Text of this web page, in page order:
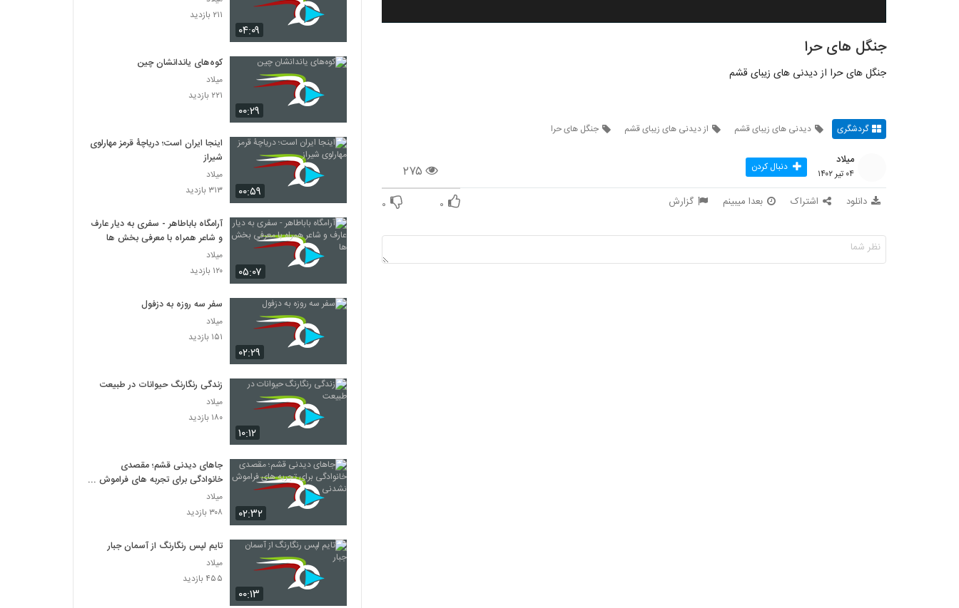
جنگل های حرا
جنگل های حرا از دیدنی های زیبای قشم‌
گردشگری دیدنی های زیبای قشم از دیدنی های زیبای قشم جنگل های حرا
۲۷۵
میلاد
۰۴ تیر ۱۴۰۲ دنبال کردن
دانلود اشتراک بعدا میبینم گزارش ۰ ۰
۰۴:۰۹
۲۱۱ بازدید
۰۰:۲۹
کوه‌های یاندانشان چین
میلاد
۲۲۱ بازدید
۰۰:۵۹
اینجا ایران است؛ دریاچۀ قرمز مهارلوی
شیراز
میلاد
۳۱۳ بازدید
۰۵:۰۷
آرامگاه باباطاهر - سفری به دیار عارف
و شاعر همراه با معرفی بخش ها
میلاد
۱۲۰ بازدید
۰۲:۲۹
سفر سه روزه به دزفول
میلاد
۱۵۱ بازدید
۱۰:۱۲
زندگی رنگارنگ حیوانات در طبیعت
میلاد
۱۸۰ بازدید
۰۲:۳۲
جاهای دیدنی قشم؛ مقصدی
خانوادگی برای تجربه های فراموش
نشدنی
میلاد
۳۰۸ بازدید
۰۰:۱۳
تایم لپس رنگارنگ از آسمان جبار
میلاد
۴۵۵ بازدید